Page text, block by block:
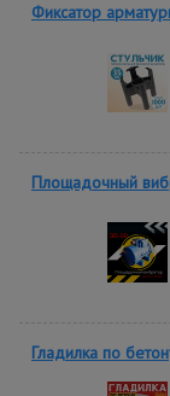
Фиксатор
Площадочный
Гладилка по